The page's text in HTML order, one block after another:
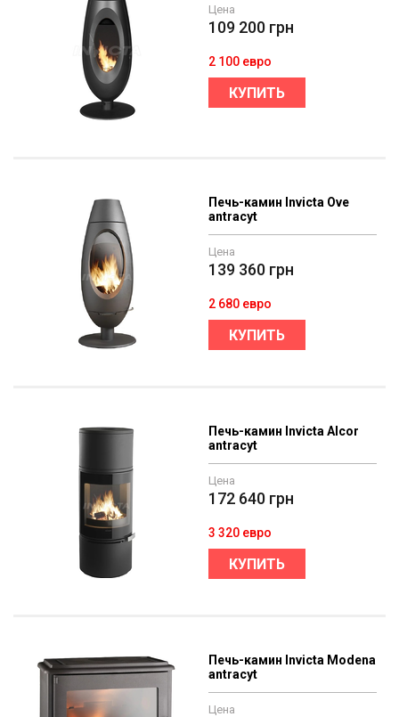
Цена
109 200 грн
2 100 евро
КУПИТЬ
Печь-камин Invicta Ove
antracyt
Цена
139 360 грн
2 680 евро
КУПИТЬ
Печь-камин Invicta Alcor
antracyt
Цена
172 640 грн
3 320 евро
КУПИТЬ
Печь-камин Invicta Modena
antracyt
Цена